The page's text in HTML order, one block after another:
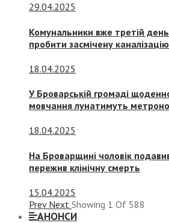
29.04.2025
Комунальники вже третій
пробити засмічену
18.04.2025
У Броварській громаді
мовчання лунатимуть
18.04.2025
На Броварщині чоловік
пережив клінічну смерть
15.04.2025
Prev Next Showing 1 Of 588
АНОНСИ